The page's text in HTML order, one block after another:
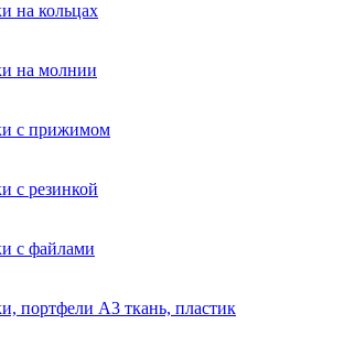
на кольцах
на молнии
с прижимом
с резинкой
с файлами
портфели А3 ткань, пластик